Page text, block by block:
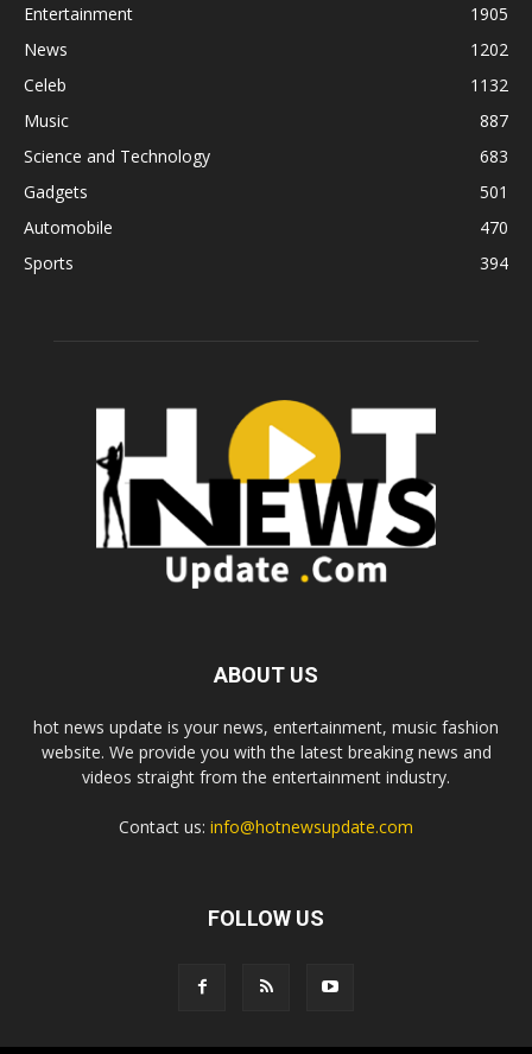
Entertainment
1905
News
1202
Celeb
1132
Music
887
Science and Technology
683
Gadgets
501
Automobile
470
Sports
394
ABOUT US
hot news update is your news, entertainment, music fashion
website. We provide you with the latest breaking news and
videos straight from the entertainment industry.
Contact us: info@hotnewsupdate.com
FOLLOW US